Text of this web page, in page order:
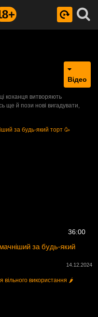
Відео
коханця витворяють
ще й пози нові вигадувати,
36:00
за будь-який
14.12.2024